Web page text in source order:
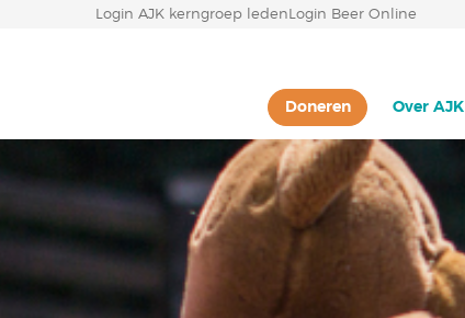
Login Beer Online
Login AJK kerngroep leden
Over AJK
Doneren